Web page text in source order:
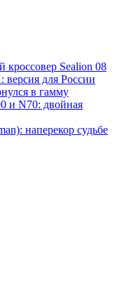
Sealion 08
для России
в гамму
и N70: двойная
наперекор судьбе